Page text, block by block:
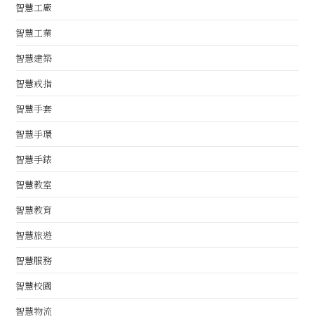
智慧工廠
智慧工業
智慧建築
智慧戒指
智慧手套
智慧手環
智慧手錶
智慧教室
智慧教育
智慧旅遊
智慧服務
智慧校園
智慧物流